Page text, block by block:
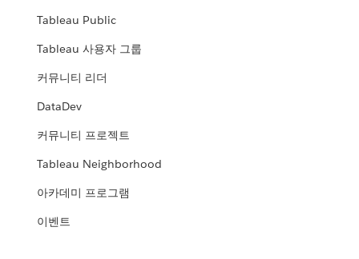
Tableau Public
Tableau 사용자 그룹
커뮤니티 리더
DataDev
커뮤니티 프로젝트
Tableau Neighborhood
아카데미 프로그램
이벤트